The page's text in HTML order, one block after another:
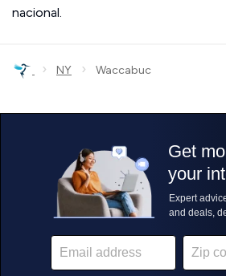
nacional.
› NY › Waccabuc